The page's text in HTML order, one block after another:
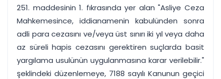
251. maddesinin 1. fıkrasında yer alan "Asliye Ceza
Mahkemesince, iddianamenin kabulünden sonra
adli para cezasını ve/veya üst sınırı iki yıl veya daha
az süreli hapis cezasını gerektiren suçlarda basit
yargılama usulünün uygulanmasına karar verilebilir."
şeklindeki düzenlemeye, 7188 sayılı Kanunun geçici